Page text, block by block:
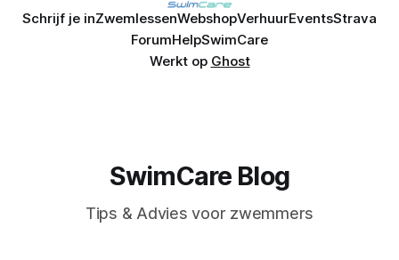
Schrijf je inZwemlessenWebshopVerhuurEventsStrava
ForumHelpSwimCare
Werkt op Ghost
SwimCare Blog
Tips & Advies voor zwemmers